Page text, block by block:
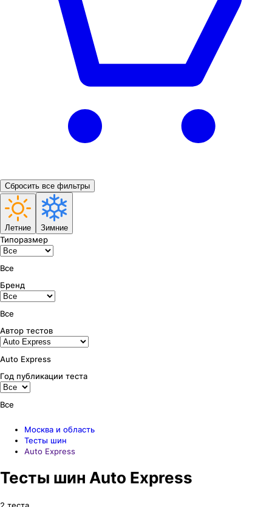
Сбросить все фильтры
Летние Зимние
Типоразмер
Все
Бренд
Все
Автор тестов
Auto Express
Год публикации теста
Все
Москва и область
Тесты шин
Auto Express
Тесты шин Auto Express